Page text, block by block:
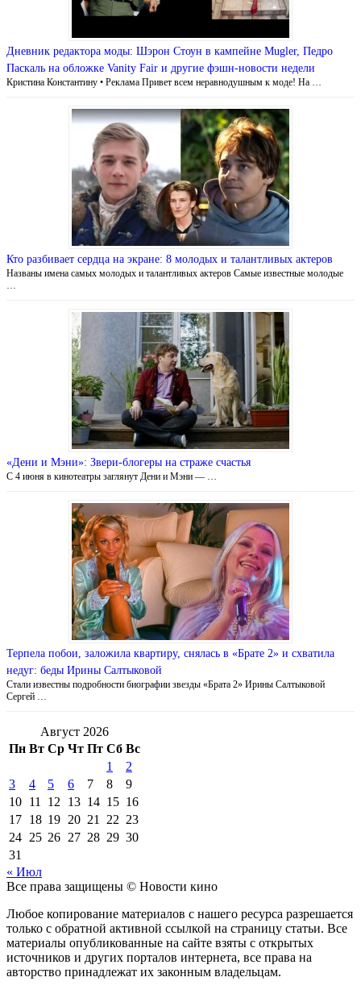
Дневник редактора моды: Шэрон Стоун в кампейне Mugler, Педро
Паскаль на обложке Vanity Fair и другие фэшн-новости недели
Кристина Константину • Реклама Привет всем неравнодушным к моде! На …
Кто разбивает сердца на экране: 8 молодых и талантливых актеров
Названы имена самых молодых и талантливых актеров Самые известные молодые
«Дени и Мэни»: Звери-блогеры на страже счастья
С 4 июня в кинотеатры заглянут Дени и Мэни — …
Терпела побои, заложила квартиру, снялась в «Брате 2» и схватила
недуг: беды Ирины Салтыковой
Стали известны подробности биографии звезды «Брата 2» Ирины Салтыковой
Сергей …
Август 2026
Пн Вт Ср Чт Пт Сб Вс
1
2
3
4 5 6 7 8
9
10 11 12 13 14 15 16
17 18 19 20 21 22 23
24 25 26 27 28 29 30
31
« Июл
Все права защищены © Новости кино
Любое копирование материалов с нашего ресурса разрешается
только с обратной активной ссылкой на страницу статьи. Все
материалы опубликованные на сайте взяты с открытых
источников и других порталов интернета, все права на
авторство принадлежат их законным владельцам.